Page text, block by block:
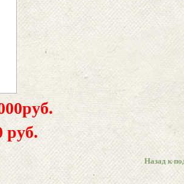
руб.
Назад к